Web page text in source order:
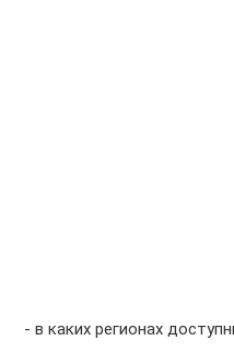
- в каких регионах